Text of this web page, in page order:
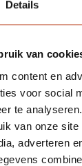
Details
van
content en
voor social
te
van onze site
adverteren